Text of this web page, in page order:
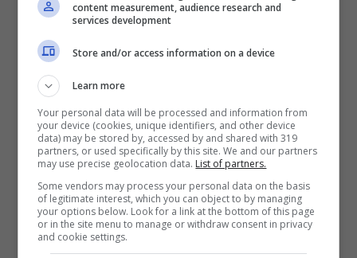
carburante. La situazione nel dettaglio
Il Report dell’Istituto superiore di sanità
mostra come “il 51% dei casi in età scolare è
stato diagnosticato nella fascia d’età 6-11
anni, il 33% nella fascia 12-19 anni e solo l’11%
e il 5% sono stati diagnosticati,
rispettivamente, tra i 3 e i 5 anni e sotto i 3
anni”. In particolare, nel periodo 15-28
novembre, in questa popolazione sono stati
content measurement, audience research and
services development
Store and/or access information on a device
Learn more
Your personal data will be processed and information from
your device (cookies, unique identifiers, and other device
data) may be stored by, accessed by and shared with 319
partners, or used specifically by this site. We and our partners
may use precise geolocation data. List of partners.
Some vendors may process your personal data on the basis
of legitimate interest, which you can object to by managing
your options below. Look for a link at the bottom of this page
or in the site menu to manage or withdraw consent in privacy
and cookie settings.